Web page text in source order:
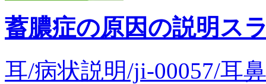
蓄膿症の原因の説明ス
耳/病状説明/ji-00057/耳